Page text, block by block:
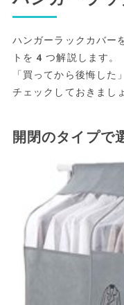
ハンガーラックカバー
トを4つ解説します。
「買ってから後悔した
チェックしておきまし
開閉のタイプで